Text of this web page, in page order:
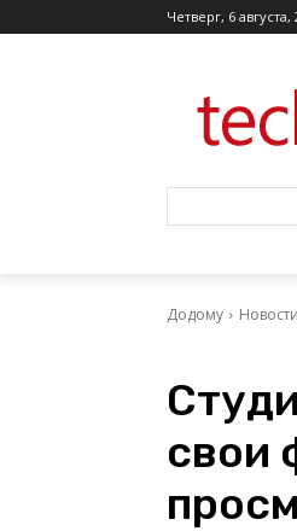
Четверг, 6 августа,
Додому Новости
свои